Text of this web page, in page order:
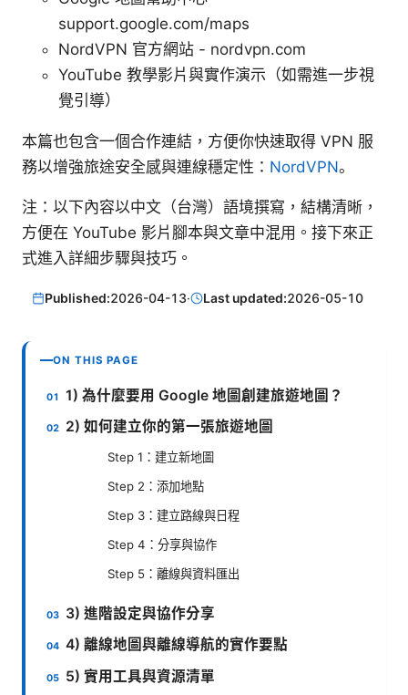
support.google.com/maps
NordVPN 官方網站 - nordvpn.com
YouTube 教學影片與實作演示（如需進一步視
覺引導）
本篇也包含一個合作連結，方便你快速取得 VPN 服
務以增強旅途安全感與連線穩定性： NordVPN。
注：以下內容以中文（台灣）語境撰寫，結構清晰，
方便在 YouTube 影片腳本與文章中混用。接下來正
式進入詳細步驟與技巧。
Published:2026-04-13· Last updated:2026-05-10
ON THIS PAGE
1) 為什麼要用 Google 地圖創建旅遊地圖？
2) 如何建立你的第一張旅遊地圖
Step 1：建立新地圖
Step 2：添加地點
Step 3：建立路線與日程
Step 4：分享與協作
Step 5：離線與資料匯出
3) 進階設定與協作分享
4) 離線地圖與離線導航的實作要點
5) 實用工具與資源清單